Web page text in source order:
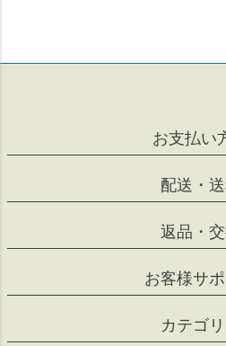
お支払い
配送・
返品・
お客様サ
カテゴ